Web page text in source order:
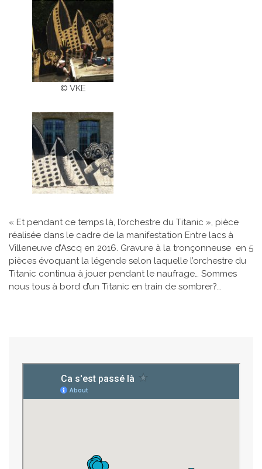
© VKE
« Et pendant ce temps là, l’orchestre du Titanic », pièce
réalisée dans le cadre de la manifestation Entre lacs à
Villeneuve d’Ascq en 2016. Gravure à la tronçonneuse en 5
pièces évoquant la légende selon laquelle l’orchestre du
Titanic continua à jouer pendant le naufrage… Sommes
nous tous à bord d’un Titanic en train de sombrer?…